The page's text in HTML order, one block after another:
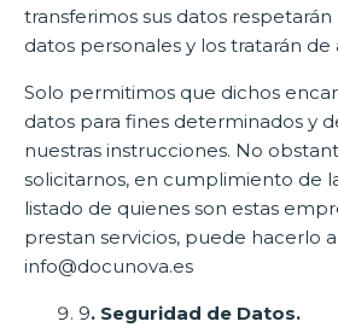
transferimos sus datos respetarán
datos personales y los tratarán de
Solo permitimos que dichos
datos para fines determinados y
nuestras instrucciones. No
solicitarnos, en cumplimiento de
listado de quienes son estas
prestan servicios, puede hacerlo
info@docunova.es
9. Seguridad de Datos.